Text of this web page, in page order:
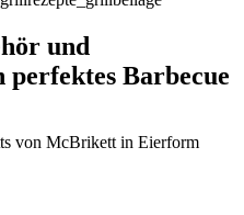
und
Barbecue